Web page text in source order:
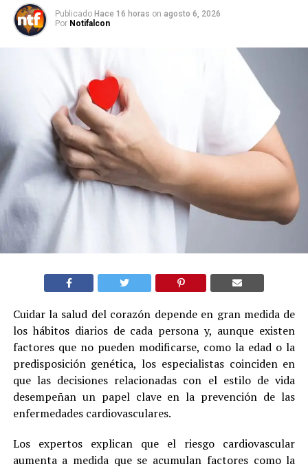
Publicado Hace 16 horas on agosto 6, 2026
Por Notifalcon
Cuidar la salud del corazón depende en gran medida de
los hábitos diarios de cada persona y, aunque existen
factores que no pueden modificarse, como la edad o la
predisposición genética, los especialistas coinciden en
que las decisiones relacionadas con el estilo de vida
desempeñan un papel clave en la prevención de las
enfermedades cardiovasculares.
Los expertos explican que el riesgo cardiovascular
aumenta a medida que se acumulan factores como la